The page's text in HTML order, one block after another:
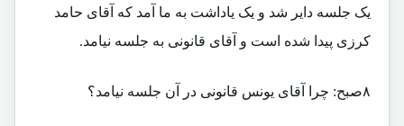
یک جلسه دایر شد و یک یاداشت به ما آمد که آقای حامد
کرزی پیدا شده است و آقای قانونی به جلسه نیامد.
۸صبح: چرا آقای یونس قانونی در آن جلسه نیامد؟